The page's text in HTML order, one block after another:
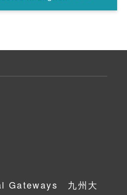
Gateways 九州大